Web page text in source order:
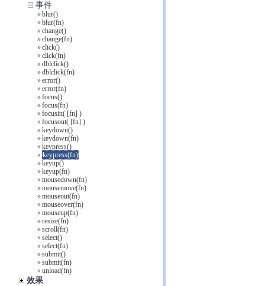
事件
»blur()
»blur(fn)
»change()
»change(fn)
»click()
»click(fn)
»dblclick()
»dblclick(fn)
»error()
»error(fn)
»focus()
»focus(fn)
»focusin( [fn] )
»focusout( [fn] )
»keydown()
»keydown(fn)
»keypress()
» keypress(fn)
»keyup()
»keyup(fn)
»mousedown(fn)
»mousemove(fn)
»mouseout(fn)
»mouseover(fn)
»mouseup(fn)
»resize(fn)
»scroll(fn)
»select()
»select(fn)
»submit()
»submit(fn)
»unload(fn)
效果